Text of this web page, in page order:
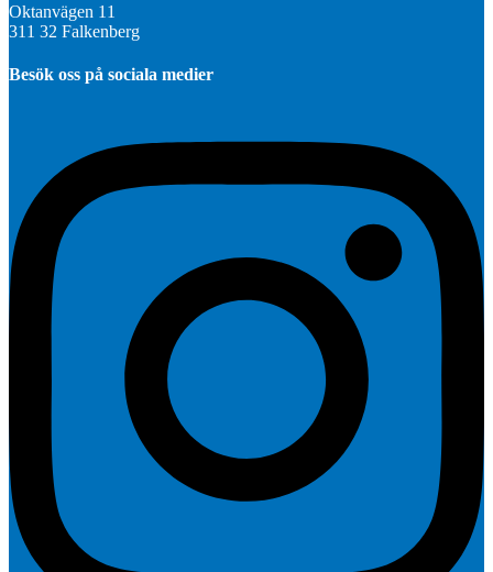
Oktanvägen 11
311 32 Falkenberg
Besök oss på sociala medier